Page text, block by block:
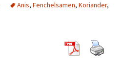
Anis, Fenchelsamen, Koriander,